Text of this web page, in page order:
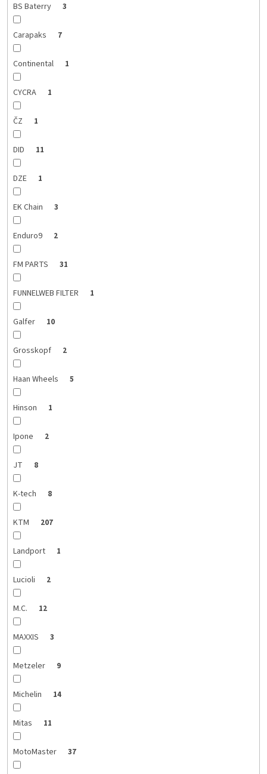
BS Baterry 3
Carapaks 7
Continental 1
CYCRA 1
ČZ 1
DID 11
DZE 1
EK Chain 3
Enduro9 2
FM PARTS 31
FUNNELWEB FILTER 1
Galfer 10
Grosskopf 2
Haan Wheels 5
Hinson 1
Ipone 2
JT 8
K-tech 8
KTM 207
Landport 1
Lucioli 2
M.C. 12
MAXXIS 3
Metzeler 9
Michelin 14
Mitas 11
MotoMaster 37